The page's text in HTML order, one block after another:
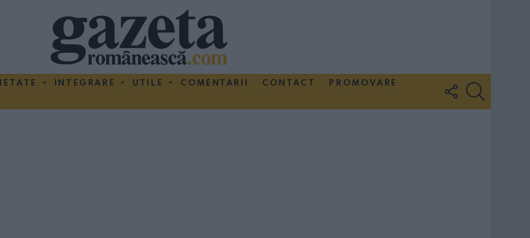
INTEGRARE UTILE COMENTARII CONTACT
PROMOVARE
FOLLOW
US